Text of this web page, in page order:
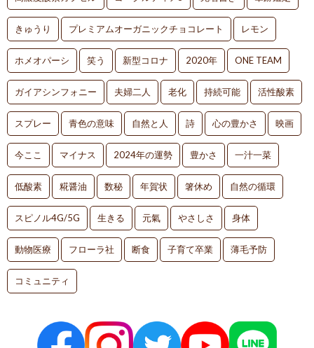
きゅうり プレミアムオーガニックチョコレート レモン
ホメオパーシ 笑う 新型コロナ 2020年 ONE TEAM
ガイアシンフォニー 夫婦二人 老化 持続可能 活性酸素
スプレー 青色の意味 自然と人 詩 心の豊かさ 映画
今ここ マイナス 2024年の運勢 豊かさ 一汁一菜
低酸素 糀醤油 数秘 年賀状 箸休め 自然の循環
スピノル4G/5G 生きる 元氣 やさしさ 身体
動物医療 フローラ社 断食 子育て卒業 薄毛予防
コミュニティ